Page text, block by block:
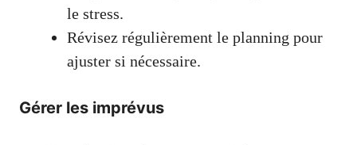
le stress.
Révisez régulièrement le planning pour
ajuster si nécessaire.
Gérer les imprévus